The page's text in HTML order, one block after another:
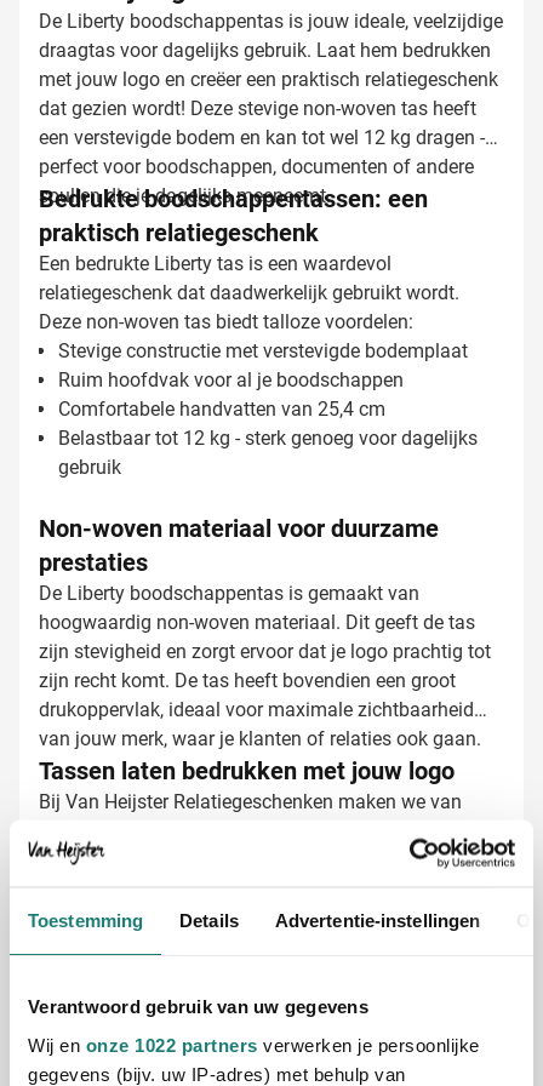
Toestemming Details Advertentie-instellingen
Verantwoord gebruik van uw gegevens
Wij en onze 1022 partners verwerken je persoonlijke
gegevens (bijv. uw IP-adres) met behulp van
De Liberty boodschappentas is jouw ideale, veelzijdige
draagtas voor dagelijks gebruik. Laat hem bedrukken
met jouw logo en creëer een praktisch relatiegeschenk
dat gezien wordt! Deze stevige non-woven tas heeft
een verstevigde bodem en kan tot wel 12 kg dragen -
perfect voor boodschappen, documenten of andere
spullen die je dagelijks meeneemt.
Bedrukte boodschappentassen: een
praktisch relatiegeschenk
Een bedrukte Liberty tas is een waardevol
relatiegeschenk dat daadwerkelijk gebruikt wordt.
Deze non-woven tas biedt talloze voordelen:
Stevige constructie met verstevigde bodemplaat
Ruim hoofdvak voor al je boodschappen
Comfortabele handvatten van 25,4 cm
Belastbaar tot 12 kg - sterk genoeg voor dagelijks
gebruik
Non-woven materiaal voor duurzame
prestaties
De Liberty boodschappentas is gemaakt van
hoogwaardig non-woven materiaal. Dit geeft de tas
zijn stevigheid en zorgt ervoor dat je logo prachtig tot
zijn recht komt. De tas heeft bovendien een groot
drukoppervlak, ideaal voor maximale zichtbaarheid
van jouw merk, waar je klanten of relaties ook gaan.
Tassen laten bedrukken met jouw logo
Bij Van Heijster Relatiegeschenken maken we van
opties:
kleuren
De grote drukvlakken van deze tas zijn perfect om
jouw boodschap optimaal te presenteren. Zo zorg je